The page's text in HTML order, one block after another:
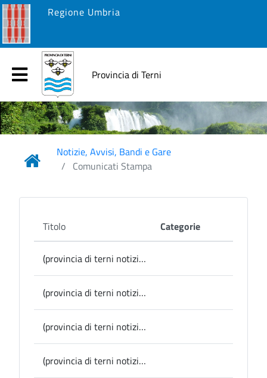
Regione Umbria
Provincia di Terni
Notizie, Avvisi, Bandi e Gare
Comunicati Stampa
Titolo Categorie
(provincia di terni notizie) Provincia, mercoledì conferenza stampa sull’attività della Centrale Unica di Committenza
(provincia di terni notizie) La Presidente della Provincia di Terni, Laura Pernazza, si congratula con il campione ternano di scherma Alessio Foconi per la sua straordinaria vittoria nella Coppa del Mondo di fioretto a Il Cairo
(provincia di terni notizie) Montegabbione, eseguiti lavori di miglioramento interno alle scuole primaria e secondaria
(provincia di terni notizie) Avigliano Umbro, domenica la presentazione del libro “Anin” che racconta le donne durante la guerra